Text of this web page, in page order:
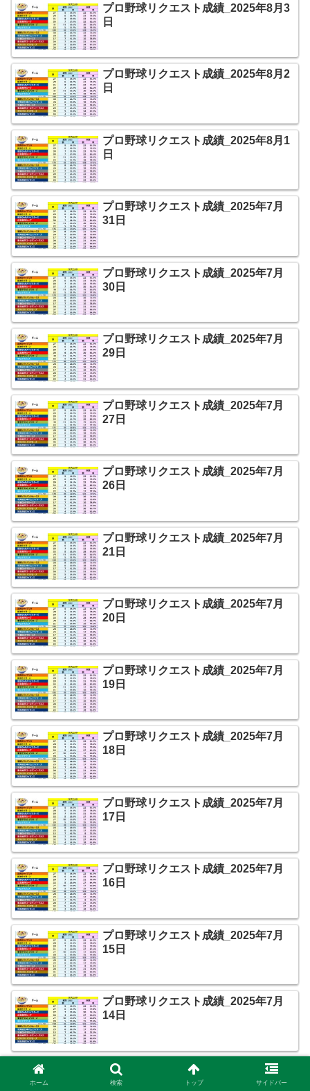
プロ野球リクエスト成績_2025年8月3
日
プロ野球リクエスト成績_2025年8月2
日
プロ野球リクエスト成績_2025年8月1
日
プロ野球リクエスト成績_2025年7月
31日
プロ野球リクエスト成績_2025年7月
30日
プロ野球リクエスト成績_2025年7月
29日
プロ野球リクエスト成績_2025年7月
27日
プロ野球リクエスト成績_2025年7月
26日
プロ野球リクエスト成績_2025年7月
21日
プロ野球リクエスト成績_2025年7月
20日
プロ野球リクエスト成績_2025年7月
19日
プロ野球リクエスト成績_2025年7月
18日
プロ野球リクエスト成績_2025年7月
17日
プロ野球リクエスト成績_2025年7月
16日
プロ野球リクエスト成績_2025年7月
15日
プロ野球リクエスト成績_2025年7月
14日
プロ野球リクエスト成績_2025年7月
13日
ホーム 検索 トップ サイドバー